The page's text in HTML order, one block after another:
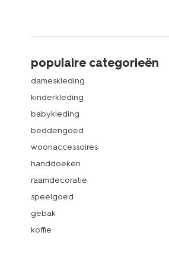
populaire categorieën
dameskleding
kinderkleding
babykleding
beddengoed
woonaccessoires
handdoeken
raamdecoratie
speelgoed
gebak
koffie